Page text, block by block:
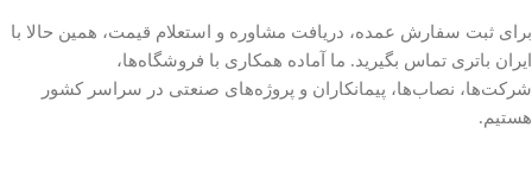
برای ثبت سفارش عمده، دریافت مشاوره و استعلام قیمت، همین حالا با
ایران باتری تماس بگیرید. ما آماده همکاری با فروشگاه‌ها،
شرکت‌ها، نصاب‌ها، پیمانکاران و پروژه‌های صنعتی در سراسر کشور
هستیم.